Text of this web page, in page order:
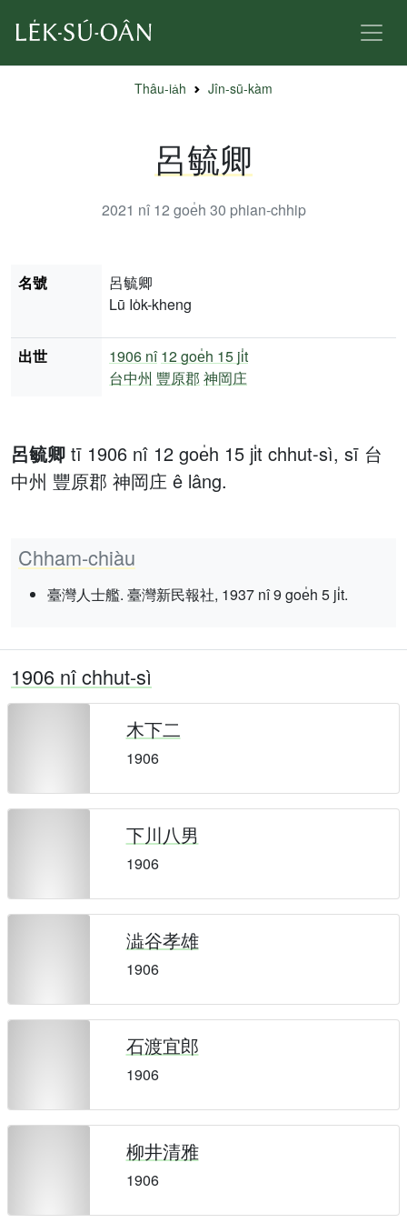
Thâu-ia̍h Jîn-sū-kàm
呂毓卿
2021 nî 12 goe̍h 30 phian-chhip
呂毓卿 tī 1906 nî 12 goe̍h 15 ji̍t chhut-sì, sī 台
中州 豐原郡 神岡庄 ê lâng.
Chham-chiàu
臺灣人士艦. 臺灣新民報社, 1937 nî 9 goe̍h 5 ji̍t.
名號
呂毓卿
Lū Io̍k-kheng
出世 1906 nî 12 goe̍h 15 ji̍t
台中州 豐原郡 神岡庄
1906 nî chhut-sì
木下二
1906
下川八男
1906
澁谷孝雄
1906
石渡宜郎
1906
柳井清雅
1906